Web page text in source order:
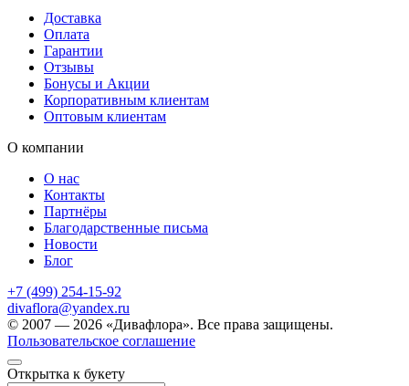
Доставка
Оплата
Гарантии
Отзывы
Бонусы и Акции
Корпоративным клиентам
Оптовым клиентам
О компании
О нас
Контакты
Партнёры
Благодарственные письма
Новости
Блог
+7 (499) 254-15-92
divaflora@yandex.ru
© 2007 — 2026 «Дивафлора». Все права защищены.
Пользовательское соглашение
Открытка к букету